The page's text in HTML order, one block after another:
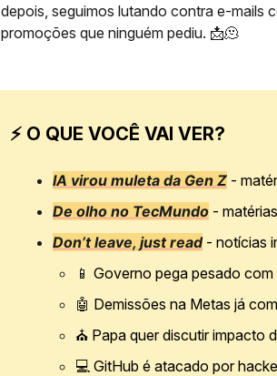
depois, seguimos lutando contra e-mails
promoções que ninguém pediu. 📩🫠
⚡ O QUE VOCÊ VAI VER?
IA virou muleta da Gen Z -
De olho no TecMundo -
Don’t leave, just read- notícias
📱 Governo pega pesado com
🤖 Demissões na Metas já
⛪ Papa quer discutir impacto
💻 GitHub é atacado por